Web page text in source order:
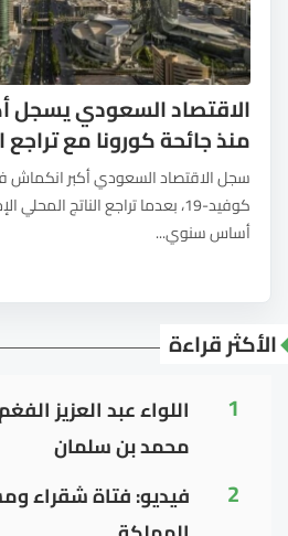
الاقتصاد السعودي يسجل
منذ جائحة كورونا مع
سجل الاقتصاد السعودي أكبر انكماش
أساس سنوي...
الأكثر قراءة
1
اللواء عبد العزيز
محمد بن سلمان
2
فيديو: فتاة شقراء